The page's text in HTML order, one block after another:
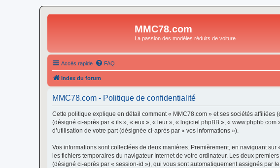
MMC78.com
La passion des modèles réduits de voiture
Accès rapide FAQ
Index du forum
MMC78.com - Politique de confidentialité
Cette politique explique en détail comment « MMC78.com » et ses sociétés affiliées
(désigné ci-après par « ils », « eux », « leur », « logiciel phpBB », «
d’utilisation de votre part (désignée ci-après par « vos informations »).
Vos informations sont collectées de deux manières. Premièrement, en naviguant
les fichiers temporaires du navigateur Internet de votre ordinateur. Les deux
(désigné ci-après par « session-id »), qui vous sont automatiquement assignés par